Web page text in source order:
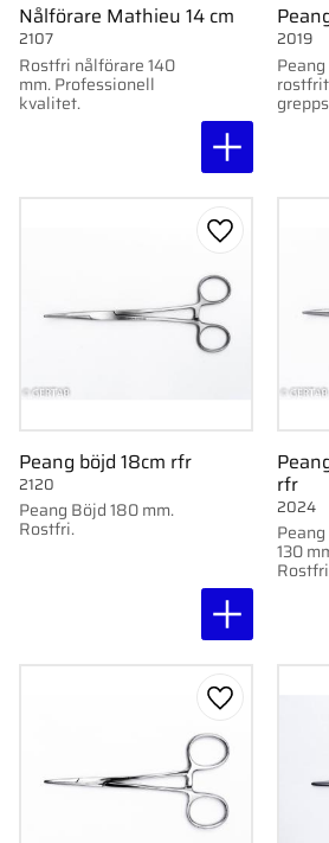
Nålförare Mathieu 14 cm
Rostfri nålförare 140
mm. Professionell
kvalitet.
2107 2019
Peang böjd 18cm rfr
Peang Böjd 180 mm.
Rostfri.
2120
Lägg till i
rfr
130
2024
Lägg till i